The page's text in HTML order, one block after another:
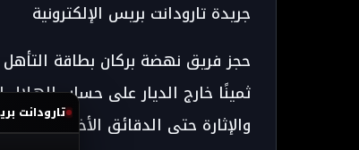
جريدة تارودانت بريس الإلكترونية
حجز فريق نهضة بركان بطاقة
ثمينًا خارج الديار على حسابالهلال
والإثارة حتى الدقائق الأخيرة.تارودانت